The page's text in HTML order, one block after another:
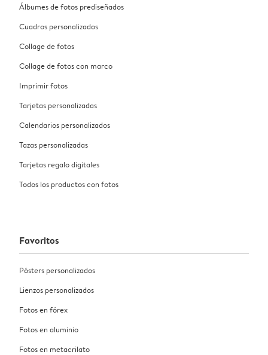
Álbumes de fotos prediseñados
Cuadros personalizados
Collage de fotos
Collage de fotos con marco
Imprimir fotos
Tarjetas personalizadas
Calendarios personalizados
Tazas personalizadas
Tarjetas regalo digitales
Todos los productos con fotos
Favoritos
Pósters personalizados
Lienzos personalizados
Fotos en fórex
Fotos en aluminio
Fotos en metacrilato